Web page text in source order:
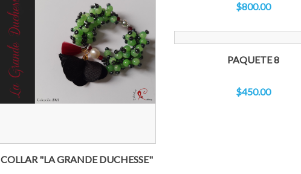
COLLAR "LA GRANDE DUCHESSE"
$800.00
PAQUETE 8
$450.00